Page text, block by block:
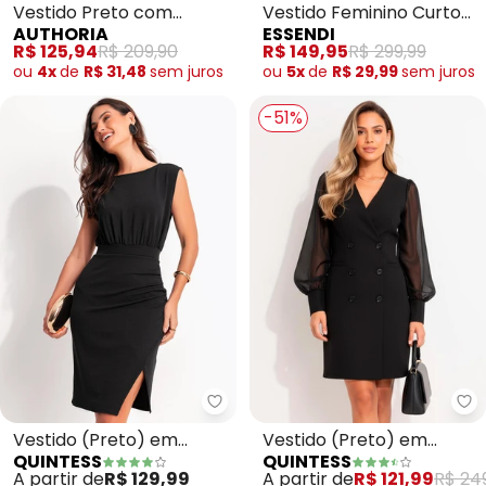
Vestido Preto com
Amarração (Preto)
AUTHORIA
R$ 125,94R$ 209,90
ou 4xde R$ 31,48 sem juros
Vestido Feminino Curto
Floral (Preto)
ESSENDI
R$ 149,95R$ 299,99
ou 5xde R$ 29,99sem juros
Quintess - Vestido (Preto) em
Vestido (Preto) em
Malha Texturizada
QUINTESS
A partir deR$ 129,99
-51%
Vestido (Preto) em
Chiffon
QUINTESS
A partir deR$ 121,99R$